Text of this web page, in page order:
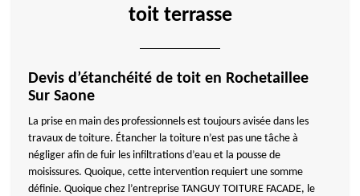
toit terrasse
Devis d’étanchéité de toit en Rochetaillee
Sur Saone
La prise en main des professionnels est toujours avisée dans les
travaux de toiture. Étancher la toiture n’est pas une tâche à
négliger afin de fuir les infiltrations d’eau et la pousse de
moisissures. Quoique, cette intervention requiert une somme
définie. Quoique chez l’entreprise TANGUY TOITURE FACADE, le